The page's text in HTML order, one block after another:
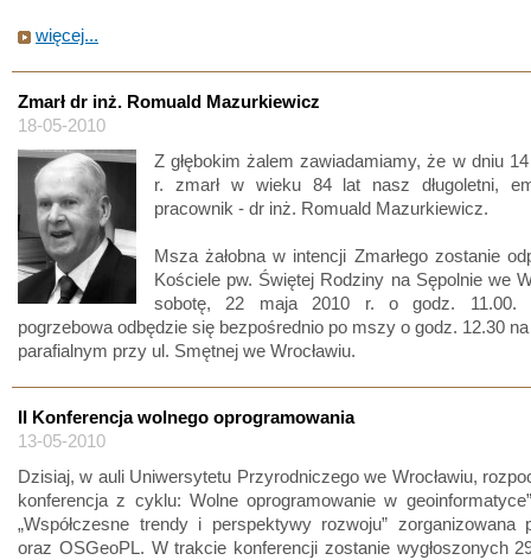
więcej...
Zmarł dr inż. Romuald Mazurkiewicz
18-05-2010
Z głębokim żalem zawiadamiamy, że w dniu
r. zmarł w wieku 84 lat nasz długoletni,
pracownik - dr inż. Romuald Mazurkiewicz.
Msza żałobna w intencji Zmarłego zostanie
Kościele pw. Świętej Rodziny na Sępolnie we
sobotę, 22 maja 2010 r. o godz. 11.00.
pogrzebowa odbędzie się bezpośrednio po mszy o godz. 12.30
parafialnym przy ul. Smętnej we Wrocławiu.
II Konferencja wolnego oprogramowania
13-05-2010
Dzisiaj, w auli Uniwersytetu Przyrodniczego we Wrocławiu,
konferencja z cyklu: Wolne oprogramowanie w
„Współczesne trendy i perspektywy rozwoju” zorganizowana
oraz OSGeoPL. W trakcie konferencji zostanie wygłoszonych